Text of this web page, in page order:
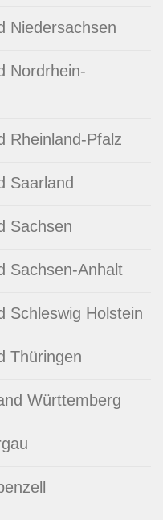
Niedersachsen
Nordrhein-
Rheinland-Pfalz
Saarland
Sachsen
Sachsen-Anhalt
Schleswig Holstein
Thüringen
Württemberg